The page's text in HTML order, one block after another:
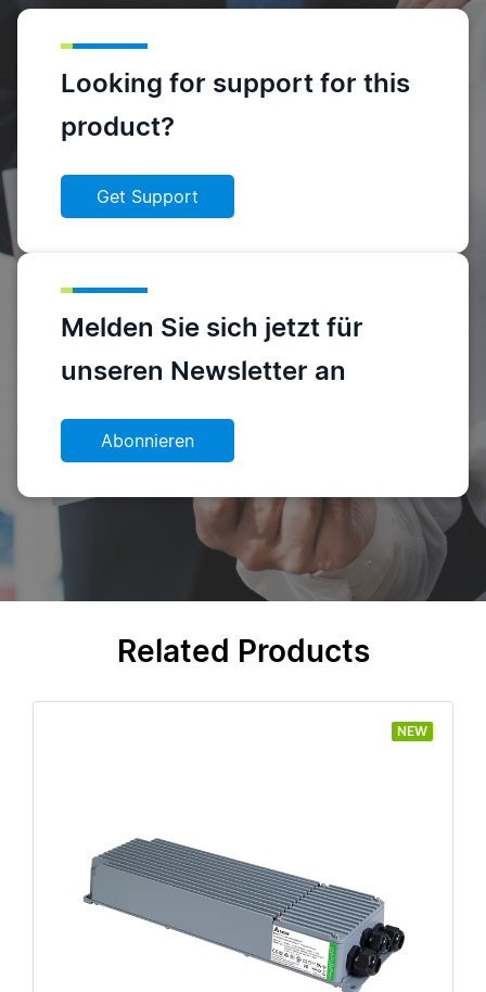
Looking for support for this
product?
Get Support
Melden Sie sich jetzt für
unseren Newsletter an
Abonnieren
Related Products
NEW